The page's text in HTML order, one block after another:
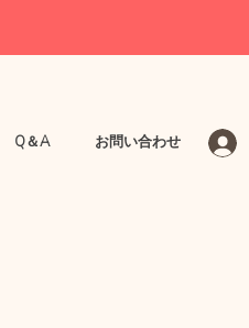
Q＆A お問い合わせ